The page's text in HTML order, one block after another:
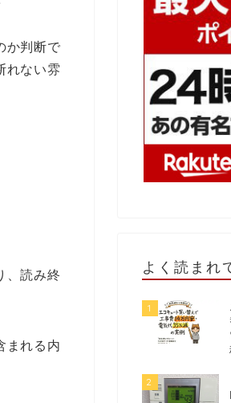
か判断で
れない雰
、読み終
まれる内
よく読まれ
1
2